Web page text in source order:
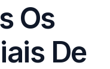
Os
De